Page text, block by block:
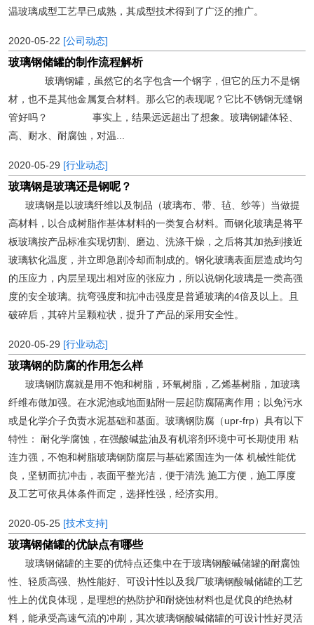
温玻璃成型工艺早已成熟，其成型技术得到了广泛的推广。
2020-05-22 [公司动态]
玻璃钢储罐的制作流程解析
玻璃钢罐，虽然它的名字包含一个钢字，但它的压力不是钢
材，也不是其他金属复合材料。那么它的表现呢？它比不锈钢无缝钢
管好吗？ 事实上，结果远远超出了想象。玻璃钢罐体轻、
高、耐水、耐腐蚀，对温...
2020-05-29 [行业动态]
玻璃钢是玻璃还是钢呢？
玻璃钢是以玻璃纤维以及制品（玻璃布、带、毡、纱等）当做提
高材料，以合成树脂作基体材料的一类复合材料。而钢化玻璃是将平
板玻璃按产品标准实现切割、磨边、洗涤干燥，之后将其加热到接近
玻璃软化温度，并立即急剧冷却而制成的。钢化玻璃表面层造成均匀
的压应力，内层呈现出相对应的张应力，所以说钢化玻璃是一类高强
度的安全玻璃。抗弯强度和抗冲击强度是普通玻璃的4倍及以上。且
破碎后，其碎片呈颗粒状，提升了产品的采用安全性。
2020-05-29 [行业动态]
玻璃钢的防腐的作用怎么样
玻璃钢防腐就是用不饱和树脂，环氧树脂，乙烯基树脂，加玻璃
纤维布做加强。在水泥池或地面贴附一层起防腐隔离作用；以免污水
或是化学介子负责水泥基础和基面。玻璃钢防腐（upr-frp）具有以下
特性： 耐化学腐蚀，在强酸碱盐油及有机溶剂环境中可长期使用 粘
连力强，不饱和树脂玻璃钢防腐层与基础紧固连为一体 机械性能优
良，坚韧而抗冲击，表面平整光洁，便于清洗 施工方便，施工厚度
及工艺可依具体条件而定，选择性强，经济实用。
2020-05-25 [技术支持]
玻璃钢储罐的优缺点有哪些
玻璃钢储罐的主要的优特点还集中在于玻璃钢酸碱储罐的耐腐蚀
性、轻质高强、热性能好、可设计性以及我厂玻璃钢酸碱储罐的工艺
性上的优良体现，是理想的热防护和耐烧蚀材料也是优良的绝热材
料，能承受高速气流的冲刷，其次玻璃钢酸碱储罐的可设计性好灵活